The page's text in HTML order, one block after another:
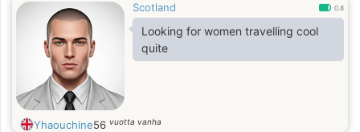
Scotland 0.8
Looking for women travelling cool
quite
Yhaouchine56 vuotta vanha